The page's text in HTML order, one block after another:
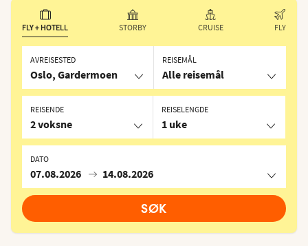
FLY + HOTELL STORBY CRUISE FLY
AVREISESTED
Oslo, Gardermoen
REISEMÅL
Alle reisemål
REISELENGDE
1 uke
DATO
07.08.2026 14.08.2026
REISENDE
2 voksne
SØK